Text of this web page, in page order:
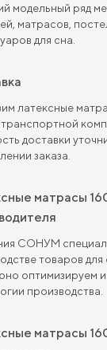
120х200 см
жесткости 160х200
160х200 см
180х200 см
жесткости 200 на
средней
120х200 см
жесткости
модельный ряд
матрасов,
для сна.
латексные
доставки
заказа.
СОНУМ
товаров
оптимизируем
производства.